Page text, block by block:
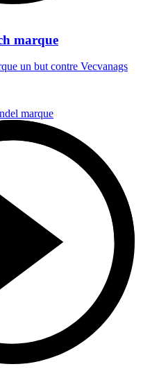
marque
un but contre Vecvanags